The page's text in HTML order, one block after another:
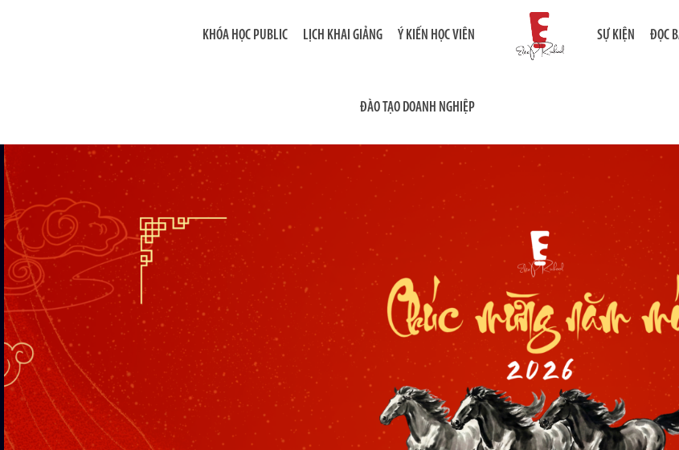
KHÓA HỌC PUBLIC LỊCH KHAI GIẢNG Ý KIẾN HỌC VIÊN
ĐÀO TẠO DOANH NGHIỆP
SỰ KIỆN ĐỌC